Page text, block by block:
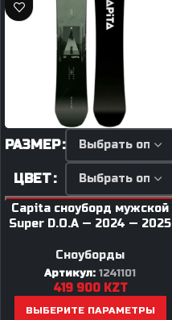
РАЗМЕР
ЦВЕТ
Capita сноуборд мужской
Super D.O.A — 2024 — 2025
Сноуборды
Артикул:1241101
419 900 KZT
ВЫБЕРИТЕ ПАРАМЕТРЫ